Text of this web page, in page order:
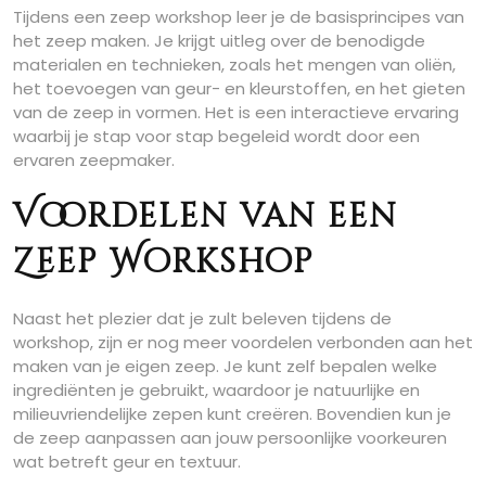
Tijdens een zeep workshop leer je de basisprincipes van
het zeep maken. Je krijgt uitleg over de benodigde
materialen en technieken, zoals het mengen van oliën,
het toevoegen van geur- en kleurstoffen, en het gieten
van de zeep in vormen. Het is een interactieve ervaring
waarbij je stap voor stap begeleid wordt door een
ervaren zeepmaker.
Voordelen van een
Zeep Workshop
Naast het plezier dat je zult beleven tijdens de
workshop, zijn er nog meer voordelen verbonden aan het
maken van je eigen zeep. Je kunt zelf bepalen welke
ingrediënten je gebruikt, waardoor je natuurlijke en
milieuvriendelijke zepen kunt creëren. Bovendien kun je
de zeep aanpassen aan jouw persoonlijke voorkeuren
wat betreft geur en textuur.